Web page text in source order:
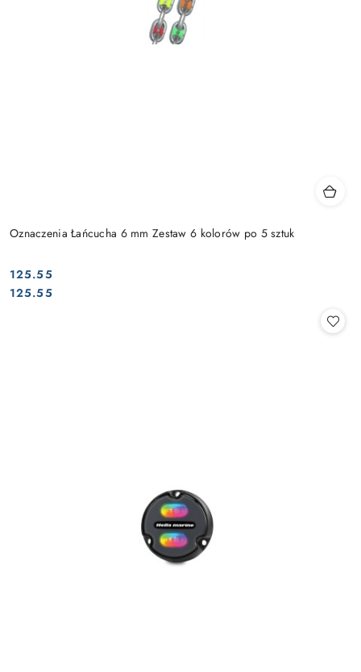
Oznaczenia Łańcucha 6 mm Zestaw 6 kolorów po 5 sztuk
Cena:
125.55
Cena:
125.55